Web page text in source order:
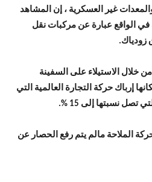
غير العسكرية ، إن المشاهد
الواقع عبارة عن مركبات نقل
زودياك.
خلال الاستيلاء على السفينة
إرباك حركة التجارة العالمية التي
نسبتها إلى 15 %.
الملاحة مالم يتم رفع الحصار عن